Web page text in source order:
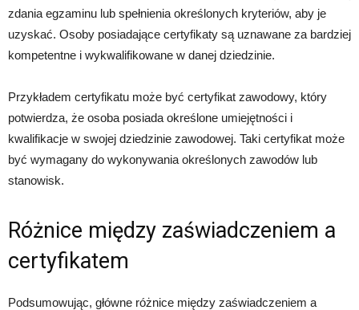
zdania egzaminu lub spełnienia określonych kryteriów, aby je
uzyskać. Osoby posiadające certyfikaty są uznawane za bardziej
kompetentne i wykwalifikowane w danej dziedzinie.
Przykładem certyfikatu może być certyfikat zawodowy, który
potwierdza, że osoba posiada określone umiejętności i
kwalifikacje w swojej dziedzinie zawodowej. Taki certyfikat może
być wymagany do wykonywania określonych zawodów lub
stanowisk.
Różnice między zaświadczeniem a
certyfikatem
Podsumowując, główne różnice między zaświadczeniem a